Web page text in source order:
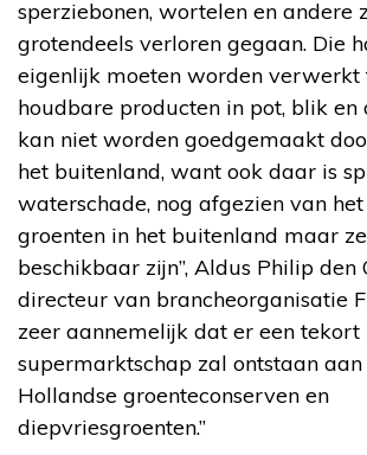
sperziebonen, wortelen en andere
grotendeels verloren gegaan. Die
eigenlijk moeten worden verwerkt
houdbare producten in pot, blik en
kan niet worden goedgemaakt
het buitenland, want ook daar is
waterschade, nog afgezien van
groenten in het buitenland maar
beschikbaar zijn”, Aldus Philip den
directeur van brancheorganisatie
zeer aannemelijk dat er een tekort
supermarktschap zal ontstaan
Hollandse groenteconserven en
diepvriesgroenten.”